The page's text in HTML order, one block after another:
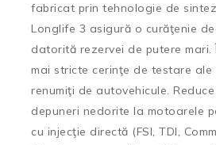
fabricat prin tehnologie de
Longlife 3 asigură o curăţenie
datorită rezervei de putere mari.
mai stricte cerinţe de testare
renumiţi de autovehicule.
depuneri nedorite la motoarele
cu injecţie directă (FSI, TDI,